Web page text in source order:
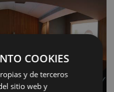
COOKIES
y de terceros
sitio web y